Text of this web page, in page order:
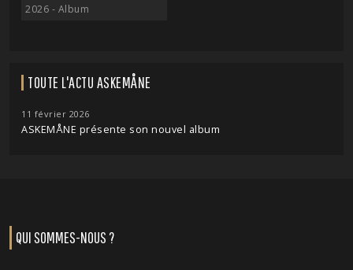
2026 - Album
TOUTE L'ACTU ASKEMÅNE
11 février 2026
ASKEMÅNE présente son nouvel album
QUI SOMMES-NOUS ?